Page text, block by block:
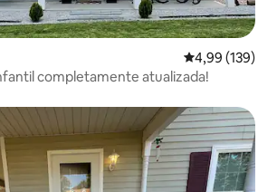
4,99 de uma
4,99 (139)
completamente atualizada!